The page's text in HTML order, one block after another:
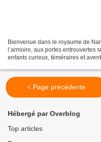
Bienvenue dans le royaume de
l’armoire, aux portes entrouvertes
enfants curieux, téméraires et
< Page précédente
Hébergé par Overblog
Top articles